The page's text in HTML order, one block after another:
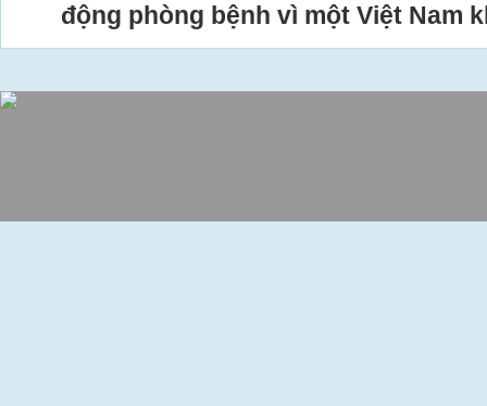
động phòng bệnh vì một Việt Nam